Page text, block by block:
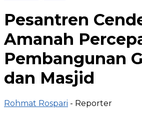
Pesantren
Amanah
Pembangunan
dan Masjid
Rohmat Rospari - Reporter